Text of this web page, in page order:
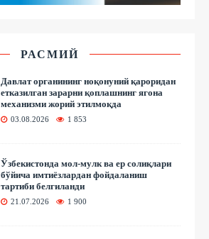
РАСМИЙ
Давлат органининг ноқонуний қароридан
етказилган зарарни қоплашнинг ягона
механизми жорий этилмоқда
03.08.2026 1 853
Ўзбекистонда мол-мулк ва ер солиқлари
бўйича имтиёзлардан фойдаланиш
тартиби белгиланди
21.07.2026 1 900